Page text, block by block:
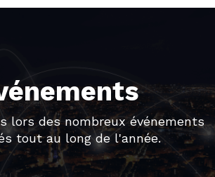
lors des nombreux événements
tout au long de l'année.